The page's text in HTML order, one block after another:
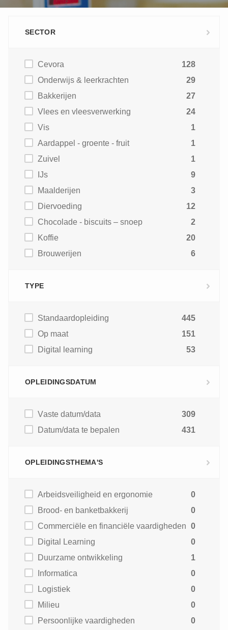
SECTOR
Cevora
128
Onderwijs & leerkrachten
29
Bakkerijen
27
Vlees en vleesverwerking
24
Vis
1
Aardappel - groente - fruit
1
Zuivel
1
IJs
9
Maalderijen
3
Diervoeding
12
Chocolade - biscuits – snoep
2
Koffie
20
Brouwerijen
6
TYPE
Standaardopleiding
445
Op maat
151
Digital learning
53
OPLEIDINGSDATUM
Vaste datum/data
309
Datum/data te bepalen
431
OPLEIDINGSTHEMA'S
Arbeidsveiligheid en ergonomie
0
Brood- en banketbakkerij
0
Commerciële en financiële vaardigheden 0
Digital Learning
0
Duurzame ontwikkeling
1
Informatica
0
Logistiek
0
Milieu
0
Persoonlijke vaardigheden
0